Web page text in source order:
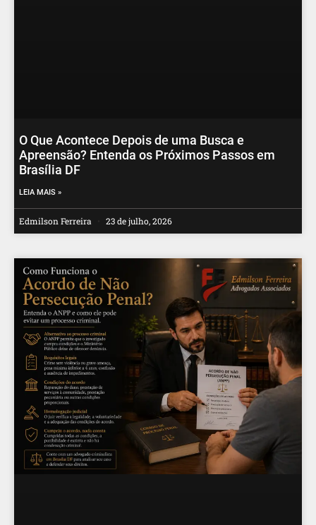
O Que Acontece Depois de uma Busca e
Apreensão? Entenda os Próximos Passos em
Brasília DF
LEIA MAIS »
Edmilson Ferreira 23 de julho, 2026